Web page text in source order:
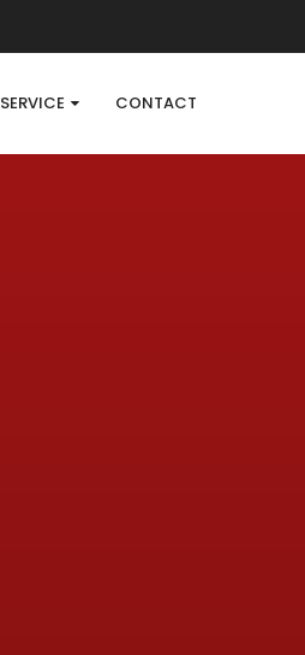
SERVICE CONTACT